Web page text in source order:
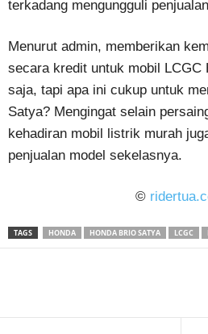
terkadang mengungguli
Menurut admin, memberikan
secara kredit untuk mobil LCGC
saja, tapi apa ini cukup untuk
Satya? Mengingat selain
kehadiran mobil listrik murah
penjualan model sekelasnya.
©
TAGS HONDA HONDA BRIO SATYA LCGC